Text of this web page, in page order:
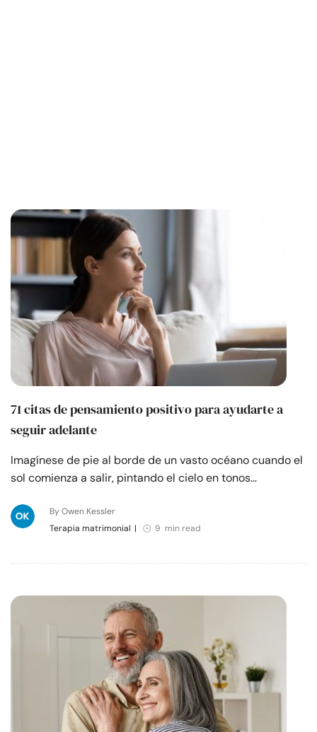
71 citas de pensamiento positivo para ayudarte a
seguir adelante
Imagínese de pie al borde de un vasto océano cuando el
sol comienza a salir, pintando el cielo en tonos…
By Owen Kessler
Terapia matrimonial | 9 min read